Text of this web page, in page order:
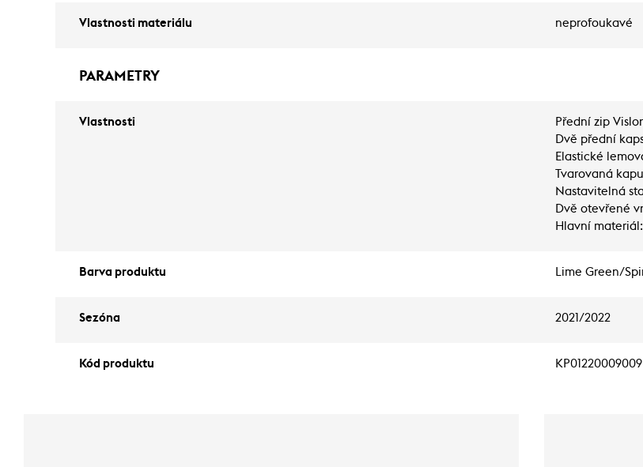
Vlastnosti materiálu neprofoukavé
PARAMETRY
Vlastnosti
Přední zip
Dvě přední
Elastické
Tvarovaná
Nastavitelná
Dvě otevřené
Hlavní
Barva produktu Lime Green/
Sezóna 2021/2022
Kód produktu KP01220009009